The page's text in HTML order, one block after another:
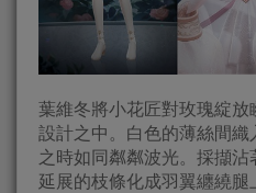
葉維冬將小花匠對玫瑰綻
設計之中。白色的薄絲間
之時如同粼粼波光。採擷沾
延展的枝條化成羽翼纏繞